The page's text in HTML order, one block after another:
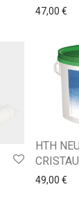
47,00 €
HTH
49,00 €